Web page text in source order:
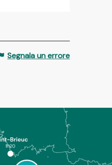
Segnala un errore